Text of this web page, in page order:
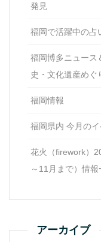
発見
福岡で活躍中の占
福岡博多ニュース
史・文化遺産めぐ
福岡情報
福岡県内 今月の
花火（firework）
～11月まで）情
アーカイブ